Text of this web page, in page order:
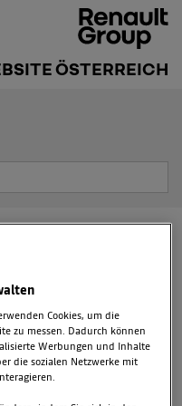
ÖSTERREICH
ÖSTERREICH
DAYS IN
Cookies, um die
zu messen. Dadurch können
Werbungen und Inhalte
die sozialen Netzwerke mit